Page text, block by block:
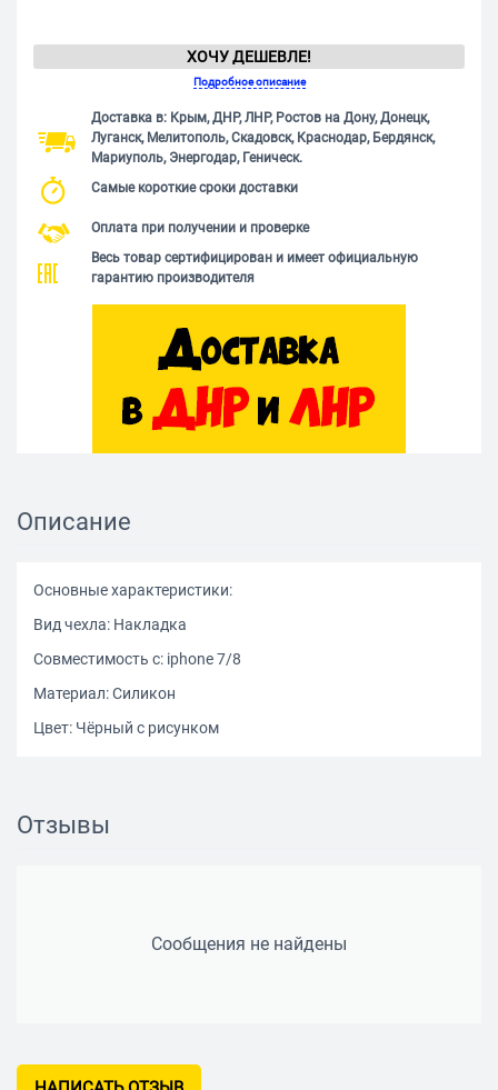
ХОЧУ ДЕШЕВЛЕ!
Подробное описание
Доставка в: Крым, ДНР, ЛНР, Ростов на Дону, Донецк,
Луганск, Мелитополь, Скадовск, Краснодар, Бердянск,
Мариуполь, Энергодар, Геническ.
Самые короткие сроки доставки
Оплата при получении и проверке
Весь товар сертифицирован и имеет официальную
гарантию производителя
Описание
Основные характеристики:
Вид чехла: Накладка
Совместимость с: iphonе 7/8
Материал: Силикон
Цвет: Чёрный с рисунком
Отзывы
Сообщения не найдены